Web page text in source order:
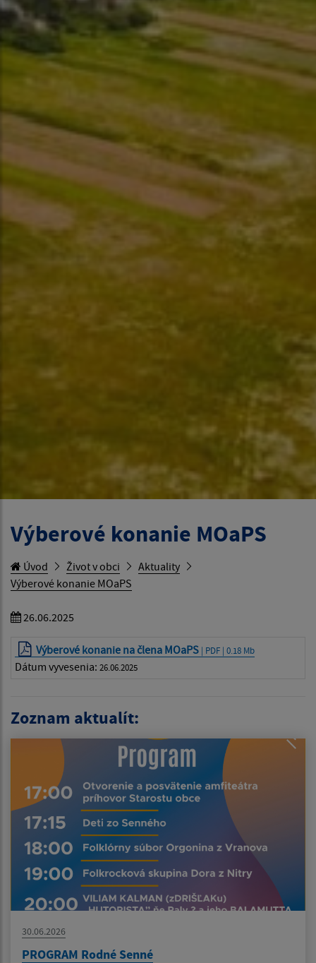
Výberové konanie MOaPS
Úvod Život v obci
Aktuality
Výberové konanie MOaPS
26.06.2025
Výberové konanie na člena MOaPS | PDF | 0.18 Mb
Dátum vyvesenia: 26.06.2025
Zoznam aktualít:
30.06.2026
PROGRAM Rodné Senné